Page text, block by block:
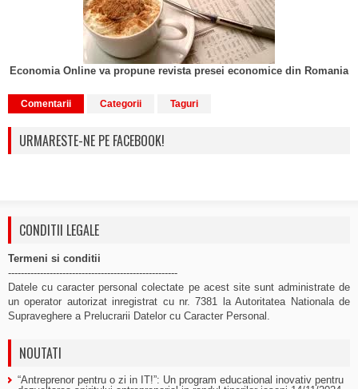
Economia Online va propune revista presei economice din Romania
Comentarii Categorii Taguri
URMARESTE-NE PE FACEBOOK!
CONDITII LEGALE
Termeni si conditii
-----------------------------------------------------
Datele cu caracter personal colectate pe acest site sunt administrate de
un operator autorizat inregistrat cu nr. 7381 la Autoritatea Nationala de
Supraveghere a Prelucrarii Datelor cu Caracter Personal.
NOUTATI
“Antreprenor pentru o zi in IT!”: Un program educational inovativ pentru